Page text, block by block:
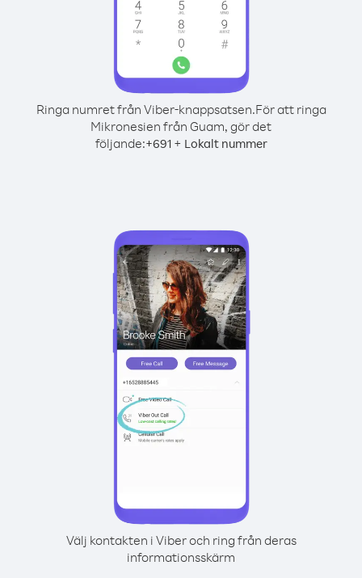
Ringa numret från Viber-knappsatsen.För att ringa
Mikronesien från Guam, gör det
följande:+691+ Lokalt nummer
Välj kontakten i Viber och ring från deras
informationsskärm